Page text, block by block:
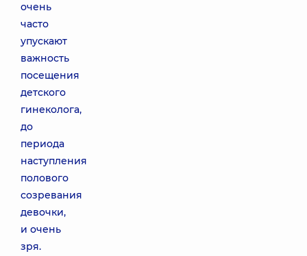
очень
часто
упускают
важность
посещения
детского
гинеколога,
до
периода
наступления
полового
созревания
девочки,
и очень
зря.